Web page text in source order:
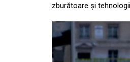
zburătoare și